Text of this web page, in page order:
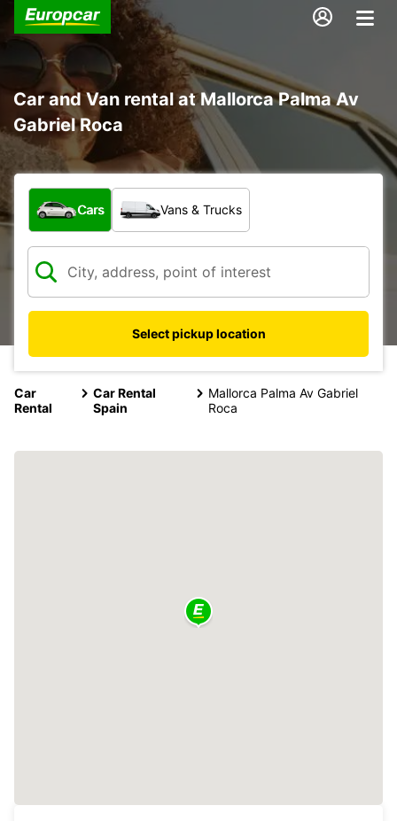
Car and Van rental at Mallorca Palma Av
Gabriel Roca
What type of vehicle?
Cars Vans & Trucks
Select pickup location
Car
Rental
Car Rental
Spain
Mallorca Palma Av Gabriel
Roca